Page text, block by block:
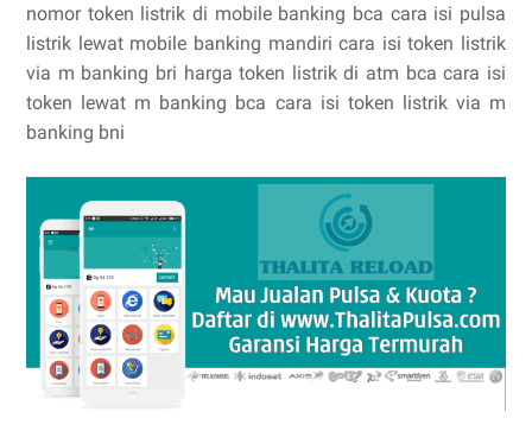
nomor token listrik di mobile banking bca cara isi pulsa
listrik lewat mobile banking mandiri cara isi token listrik
via m banking bri harga token listrik di atm bca cara isi
token lewat m banking bca cara isi token listrik via m
banking bni